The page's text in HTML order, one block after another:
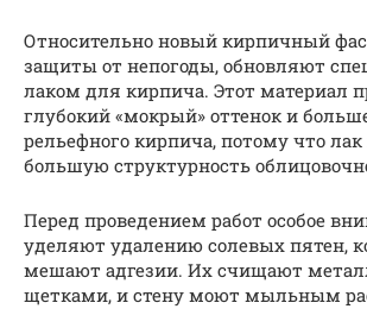
Относительно новый кирпичный
защиты от непогоды, обновляют
лаком для кирпича. Этот материал
глубокий «мокрый» оттенок и
рельефного кирпича, потому что лак
большую структурность
Перед проведением работ особое
уделяют удалению солевых пятен,
мешают адгезии. Их счищают
щетками, и стену моют мыльным